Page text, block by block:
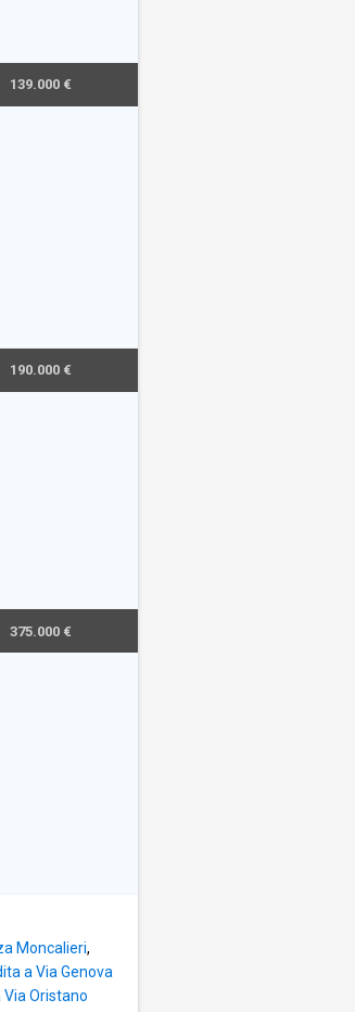
139.000 €
190.000 €
375.000 €
Moncalieri,
a Via Genova
Via Oristano